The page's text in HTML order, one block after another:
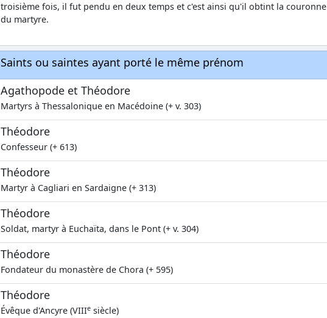
troisième fois, il fut pendu en deux temps et c'est ainsi qu'il obtint la couronne
du martyre.
Saints ou saintes ayant porté le même prénom
Agathopode et Théodore
Martyrs à Thessalonique en Macédoine (+ v. 303)
Théodore
Confesseur (+ 613)
Théodore
Martyr à Cagliari en Sardaigne (+ 313)
Théodore
Soldat, martyr à Euchaïta, dans le Pont (+ v. 304)
Théodore
Fondateur du monastère de Chora (+ 595)
Théodore
Évêque d'Ancyre (VIIIe siècle)